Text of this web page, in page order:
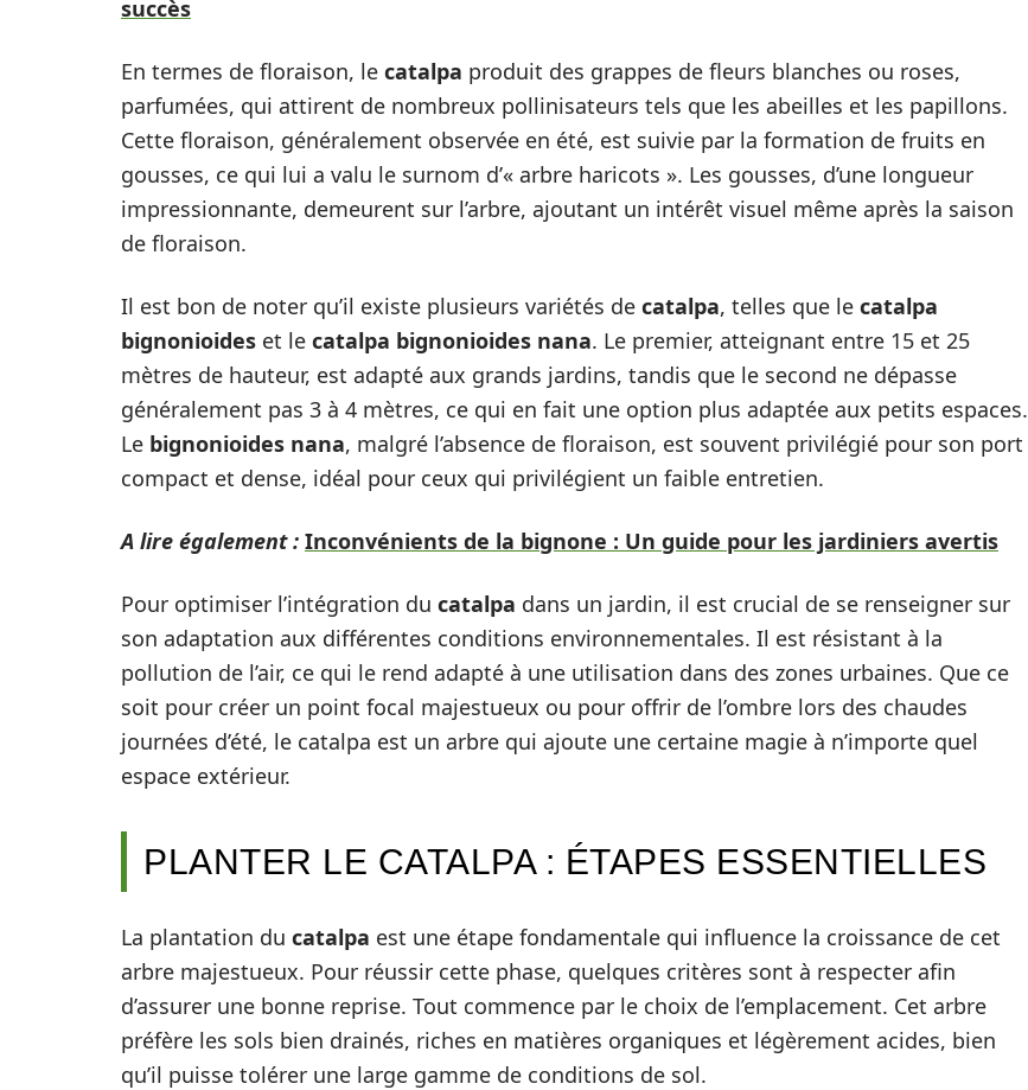
succès
En termes de floraison, le catalpa produit des grappes de fleurs blanches ou roses,
parfumées, qui attirent de nombreux pollinisateurs tels que les abeilles et les papillons.
Cette floraison, généralement observée en été, est suivie par la formation de fruits en
gousses, ce qui lui a valu le surnom d’« arbre haricots ». Les gousses, d’une longueur
impressionnante, demeurent sur l’arbre, ajoutant un intérêt visuel même après la saison
de floraison.
Il est bon de noter qu’il existe plusieurs variétés de catalpa, telles que le catalpa
bignonioides et le catalpa bignonioides nana. Le premier, atteignant entre 15 et 25
mètres de hauteur, est adapté aux grands jardins, tandis que le second ne dépasse
généralement pas 3 à 4 mètres, ce qui en fait une option plus adaptée aux petits espaces.
Le bignonioides nana, malgré l’absence de floraison, est souvent privilégié pour son port
compact et dense, idéal pour ceux qui privilégient un faible entretien.
A lire également : Inconvénients de la bignone : Un guide pour les jardiniers avertis
Pour optimiser l’intégration du catalpa dans un jardin, il est crucial de se renseigner sur
son adaptation aux différentes conditions environnementales. Il est résistant à la
pollution de l’air, ce qui le rend adapté à une utilisation dans des zones urbaines. Que ce
soit pour créer un point focal majestueux ou pour offrir de l’ombre lors des chaudes
journées d’été, le catalpa est un arbre qui ajoute une certaine magie à n’importe quel
espace extérieur.
PLANTER LE CATALPA : ÉTAPES ESSENTIELLES
La plantation du catalpa est une étape fondamentale qui influence la croissance de cet
arbre majestueux. Pour réussir cette phase, quelques critères sont à respecter afin
d’assurer une bonne reprise. Tout commence par le choix de l’emplacement. Cet arbre
préfère les sols bien drainés, riches en matières organiques et légèrement acides, bien
qu’il puisse tolérer une large gamme de conditions de sol.